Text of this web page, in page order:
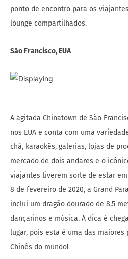
ponto de encontro para os
lounge compartilhados.
São Francisco, EUA
A agitada Chinatown de São
nos EUA e conta com uma
chá, karaokês, galerias, lojas de
mercado de dois andares e o
viajantes tiverem sorte de estar
8 de fevereiro de 2020, a Grand
inclui um dragão dourado de 8,5
dançarinos e música. A dica é
lugar, pois esta é uma das maiores
Chinês do mundo!